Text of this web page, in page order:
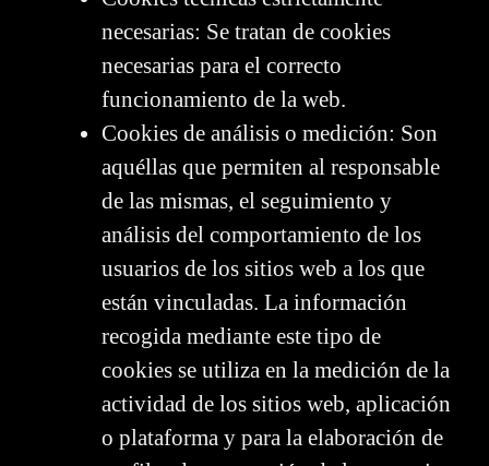
necesarias: Se tratan de cookies
necesarias para el correcto
funcionamiento de la web.
Cookies de análisis o medición: Son
aquéllas que permiten al responsable
de las mismas, el seguimiento y
análisis del comportamiento de los
usuarios de los sitios web a los que
están vinculadas. La información
recogida mediante este tipo de
cookies se utiliza en la medición de la
actividad de los sitios web, aplicación
o plataforma y para la elaboración de